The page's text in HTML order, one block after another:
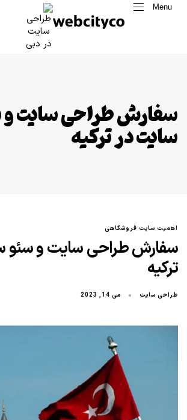
Menu
سفارش طراحی سایت
سایت در ترکیه
اهمیت سایت فروشگاهی
سفارش طراحی سایت و سئو
ترکیه
طراحی سایت می 14, 2023